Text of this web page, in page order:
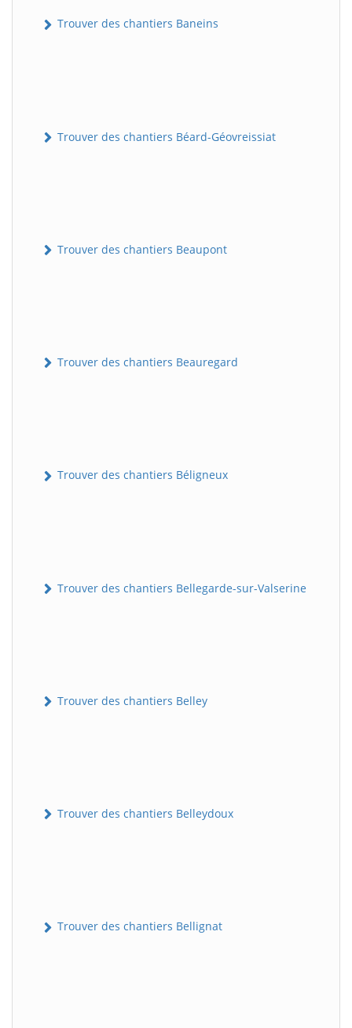
Trouver des chantiers Baneins
Trouver des chantiers Béard-Géovreissiat
Trouver des chantiers Beaupont
Trouver des chantiers Beauregard
Trouver des chantiers Béligneux
Trouver des chantiers Bellegarde-sur-Valserine
Trouver des chantiers Belley
Trouver des chantiers Belleydoux
Trouver des chantiers Bellignat